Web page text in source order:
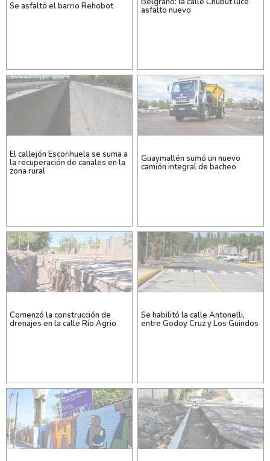
Se asfaltó el barrio Rehobot asfalto nuevo
El callejón Escorihuela se suma a
la recuperación de canales en la
zona rural
Guaymallén sumó un nuevo
camión integral de bacheo
Comenzó la construcción de
drenajes en la calle Río Agrio
Se habilitó la calle Antonelli,
entre Godoy Cruz y Los Guindos